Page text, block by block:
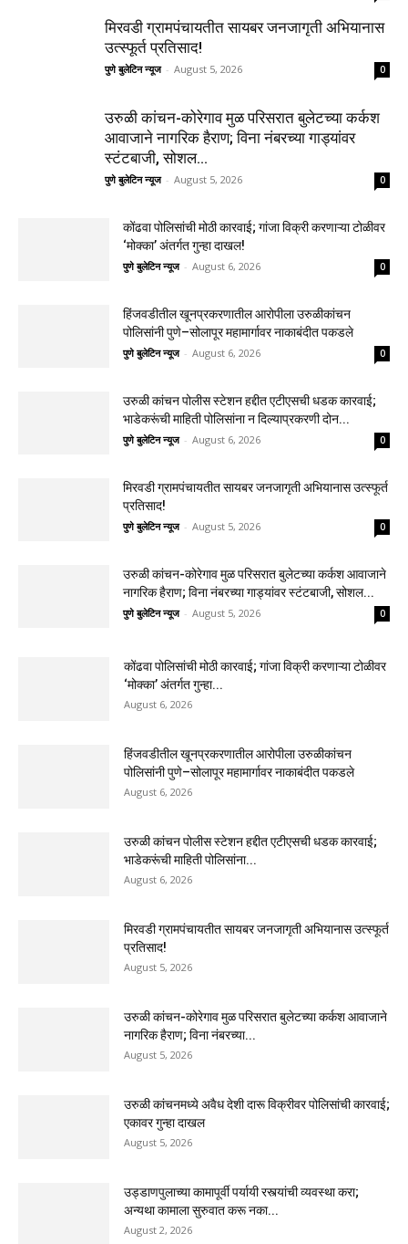
मिरवडी ग्रामपंचायतीत सायबर जनजागृती अभियानास
उत्स्फूर्त प्रतिसाद!
पुणे बुलेटिन न्यूज - August 5, 2026 0
उरुळी कांचन-कोरेगाव मुळ परिसरात बुलेटच्या कर्कश
आवाजाने नागरिक हैराण; विना नंबरच्या गाड्यांवर
स्टंटबाजी, सोशल...
पुणे बुलेटिन न्यूज - August 5, 2026 0
कोंढवा पोलिसांची मोठी कारवाई; गांजा विक्री करणाऱ्या टोळीवर
‘मोक्का’ अंतर्गत गुन्हा दाखल!
पुणे बुलेटिन न्यूज - August 6, 2026 0
हिंजवडीतील खूनप्रकरणातील आरोपीला उरुळीकांचन
पोलिसांनी पुणे–सोलापूर महामार्गावर नाकाबंदीत पकडले
पुणे बुलेटिन न्यूज - August 6, 2026 0
उरुळी कांचन पोलीस स्टेशन हद्दीत एटीएसची धडक कारवाई;
भाडेकरूंची माहिती पोलिसांना न दिल्याप्रकरणी दोन...
पुणे बुलेटिन न्यूज - August 6, 2026 0
मिरवडी ग्रामपंचायतीत सायबर जनजागृती अभियानास उत्स्फूर्त
प्रतिसाद!
पुणे बुलेटिन न्यूज - August 5, 2026 0
उरुळी कांचन-कोरेगाव मुळ परिसरात बुलेटच्या कर्कश आवाजाने
नागरिक हैराण; विना नंबरच्या गाड्यांवर स्टंटबाजी, सोशल...
पुणे बुलेटिन न्यूज - August 5, 2026 0
कोंढवा पोलिसांची मोठी कारवाई; गांजा विक्री करणाऱ्या टोळीवर
‘मोक्का’ अंतर्गत गुन्हा...
August 6, 2026
हिंजवडीतील खूनप्रकरणातील आरोपीला उरुळीकांचन
पोलिसांनी पुणे–सोलापूर महामार्गावर नाकाबंदीत पकडले
August 6, 2026
उरुळी कांचन पोलीस स्टेशन हद्दीत एटीएसची धडक कारवाई;
भाडेकरूंची माहिती पोलिसांना...
August 6, 2026
मिरवडी ग्रामपंचायतीत सायबर जनजागृती अभियानास उत्स्फूर्त
प्रतिसाद!
August 5, 2026
उरुळी कांचन-कोरेगाव मुळ परिसरात बुलेटच्या कर्कश आवाजाने
नागरिक हैराण; विना नंबरच्या...
August 5, 2026
उरुळी कांचनमध्ये अवैध देशी दारू विक्रीवर पोलिसांची कारवाई;
एकावर गुन्हा दाखल
August 5, 2026
उड्डाणपुलाच्या कामापूर्वी पर्यायी रस्त्यांची व्यवस्था करा;
अन्यथा कामाला सुरुवात करू नका...
August 2, 2026